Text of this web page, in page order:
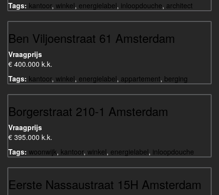
Tags: kantoor, winkel, energielabel, inloopdouche, architect
Ben Viljoenstraat 61 Amsterdam
Vraagprijs
€ 400.000 k.k.
Tags: kantoor, winkel, energielabel, appartement, berging
Borgerstraat 210-1 Amsterdam
Vraagprijs
€ 395.000 k.k.
Tags: woonwijk, kantoor, winkel, energielabel, inloopdouche
Eerste Nassaustraat 15H Amsterdam